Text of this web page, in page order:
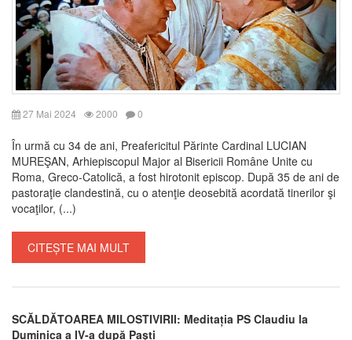
27 Mai 2024 2000 0
În urmă cu 34 de ani, Preafericitul Părinte Cardinal LUCIAN
MUREŞAN, Arhiepiscopul Major al Bisericii Române Unite cu
Roma, Greco-Catolică, a fost hirotonit episcop. După 35 de ani de
pastoraţie clandestină, cu o atenţie deosebită acordată tinerilor şi
vocaţilor, (...)
CITEȘTE MAI MULT
SCĂLDĂTOAREA MILOSTIVIRII: Meditația PS Claudiu la
Duminica a IV-a după Paști